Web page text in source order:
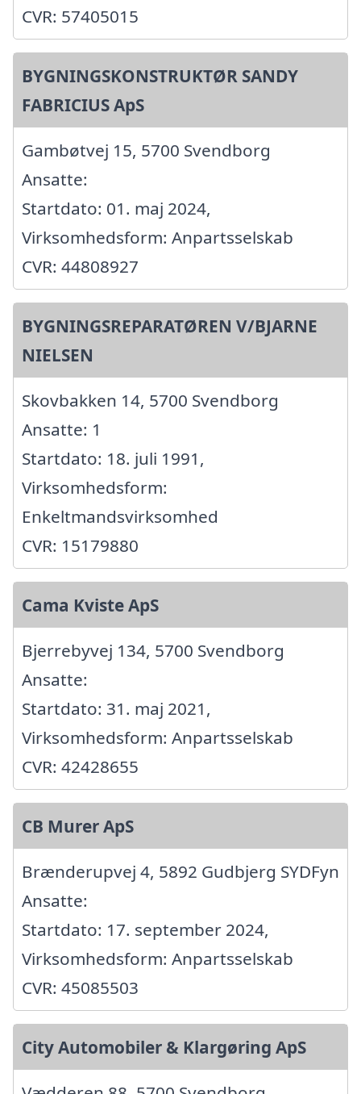
CVR: 57405015
BYGNINGSKONSTRUKTØR SANDY
FABRICIUS ApS
Gambøtvej 15, 5700 Svendborg
Ansatte:
Startdato: 01. maj 2024,
Virksomhedsform: Anpartsselskab
CVR: 44808927
BYGNINGSREPARATØREN V/BJARNE
NIELSEN
Skovbakken 14, 5700 Svendborg
Ansatte: 1
Startdato: 18. juli 1991,
Virksomhedsform:
Enkeltmandsvirksomhed
CVR: 15179880
Cama Kviste ApS
Bjerrebyvej 134, 5700 Svendborg
Ansatte:
Startdato: 31. maj 2021,
Virksomhedsform: Anpartsselskab
CVR: 42428655
CB Murer ApS
Brænderupvej 4, 5892 Gudbjerg SYDFyn
Ansatte:
Startdato: 17. september 2024,
Virksomhedsform: Anpartsselskab
CVR: 45085503
City Automobiler & Klargøring ApS